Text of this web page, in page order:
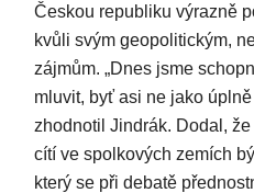
Českou republiku výrazně
kvůli svým geopolitickým,
zájmům. „Dnes jsme
mluvit, byť asi ne jako úplně
zhodnotil Jindrák. Dodal,
cítí ve spolkových zemích
který se při debatě